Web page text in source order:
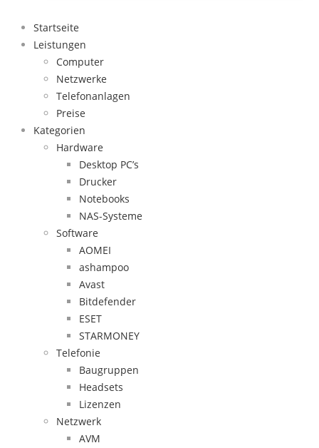
Startseite
Leistungen
Computer
Netzwerke
Telefonanlagen
Preise
Kategorien
Hardware
Desktop PC’s
Drucker
Notebooks
NAS-Systeme
Software
AOMEI
ashampoo
Avast
Bitdefender
ESET
STARMONEY
Telefonie
Baugruppen
Headsets
Lizenzen
Netzwerk
AVM